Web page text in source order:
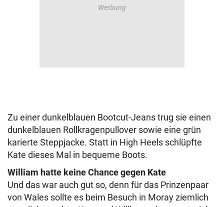
Zu einer dunkelblauen Bootcut-Jeans trug sie einen
dunkelblauen Rollkragenpullover sowie eine grün
karierte Steppjacke. Statt in High Heels schlüpfte
Kate dieses Mal in bequeme Boots.
William hatte keine Chance gegen Kate
Und das war auch gut so, denn für das Prinzenpaar
von Wales sollte es beim Besuch in Moray ziemlich